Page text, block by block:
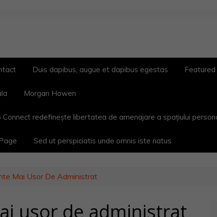
Duis dapibus, augue et dapibus egestas
Morgan Howen
Connect redefinește libertatea de amenajare a spațiului
Sed ut perspiciatis unde omnis iste natus
Mai Usor De Administrat
usor de administrat